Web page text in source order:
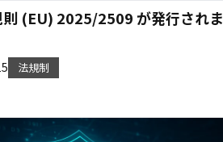
(EU) 2025/2509 が発行されま
法規制